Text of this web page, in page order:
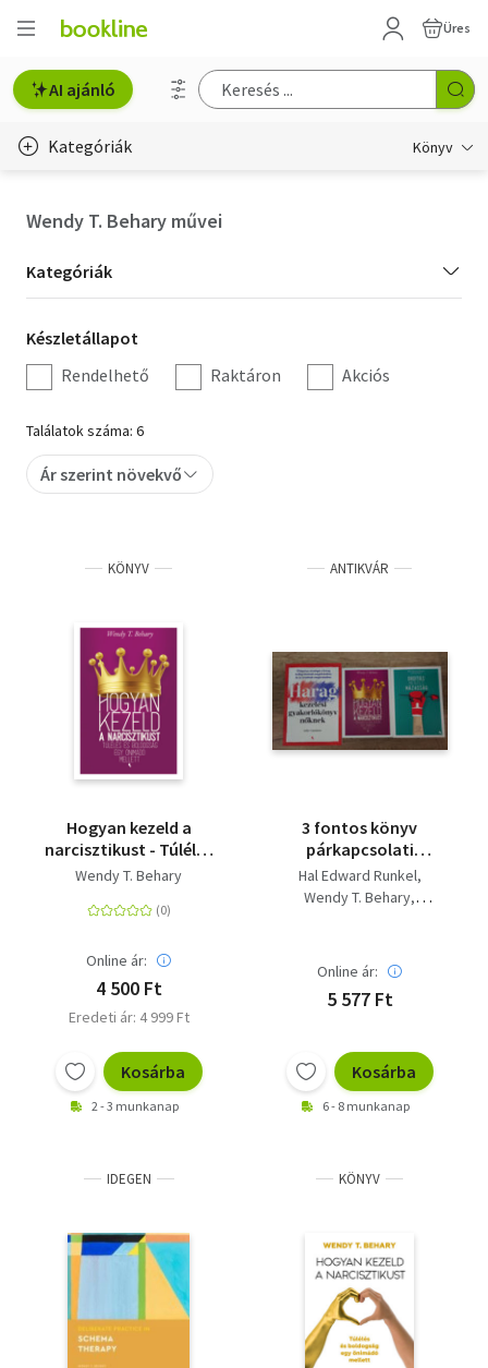
Üres
AI ajánló
Kategóriák Könyv
Hobbi, szabadidő
Irodalom
Művészet
Szakkönyv
Tankönyv, segédkönyv
Természettudomány
Történelem
Wendy T. Behary művei
Kategória
szűrés
Kategóriák
Készletállapot
szűrés
Készletállapot
Rendelhető
Raktáron Akciós
Találatok száma: 6
Ár szerint növekvő
KÖNYV
Hogyan kezeld a
narcisztikust - Túlélés
és boldogság egy
Wendy T. Behary
Online ár:
4 500 Ft
Eredeti ár: 4 999 Ft
Kosárba
2 - 3 munkanap
ANTIKVÁR
3 fontos könyv
párkapcsolati
problémák
kezeléséről:
- Túlélés és boldogság
egy önimádó mellett,
Hal Edward Runkel
Wendy T. Behary
Online ár:
5 577 Ft
Kosárba
6 - 8 munkanap
IDEGEN KÖNYV